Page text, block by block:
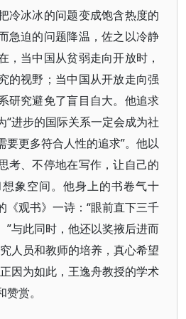
冷冰冰的问题变成饱含热度的
急迫的问题降温，佐之以冷静
，当中国从贫弱走向开放时，
的视野；当中国从开放走向强
研究避免了盲目自大。他追求
“进步的国际关系一定会成为社
要更多符合人性的追求”。他以
考、不停地在写作，让自己的
象空间。他身上的书卷气十
《观书》一诗：“眼前直下三千
”与此同时，他还以奖掖后进而
人员和教师的培养，真心希望
因为如此，王逸舟教授的学术
赏。